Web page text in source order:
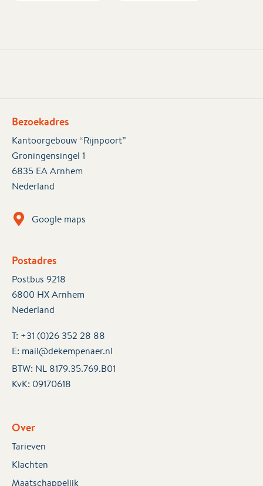
Bezoekadres
Kantoorgebouw “Rijnpoort”
Groningensingel 1
6835 EA Arnhem
Nederland
Google maps
Postadres
Postbus 9218
6800 HX Arnhem
Nederland
T: +31 (0)26 352 28 88
E: mail@dekempenaer.nl
BTW: NL 8179.35.769.B01
KvK: 09170618
Over
Tarieven
Klachten
Maatschappelijk